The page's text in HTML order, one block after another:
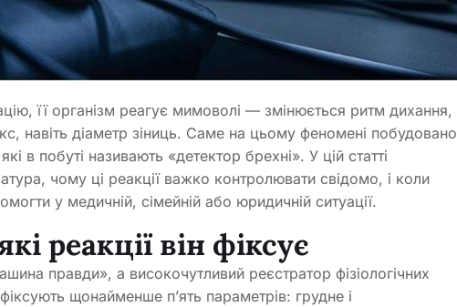
її організм реагує мимоволі — змінюється ритм дихання,
навіть діаметр зіниць. Саме на цьому феномені побудовано
в побуті називають «детектор брехні». У цій статті
чому ці реакції важко контролювати свідомо, і коли
у медичній, сімейній або юридичній ситуації.
реакції він фіксує
правди», а високочутливий реєстратор фізіологічних
щонайменше п’ять параметрів: грудне і